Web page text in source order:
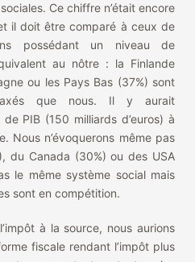
Ce chiffre n’était encore
il doit être comparé à ceux de
possédant un niveau de
au nôtre : la Finlande
ou les Pays Bas (37%) sont
que nous. Il y aurait
PIB (150 milliards d’euros) à
Nous n’évoquerons même pas
du Canada (30%) ou des USA
le même système social mais
sont en compétition.
à la source, nous aurions
fiscale rendant l’impôt plus